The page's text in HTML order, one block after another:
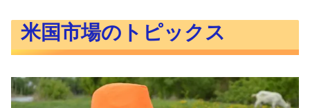
米国市場のトピックス